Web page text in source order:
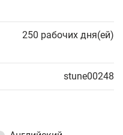
250 рабочих дня(ей)
stune00248